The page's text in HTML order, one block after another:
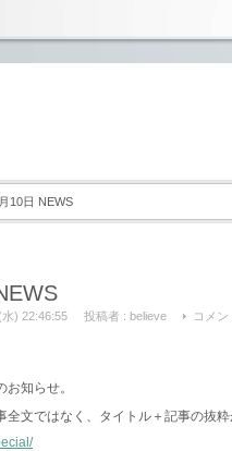
10日 NEWS
) 22:46:55 投稿者 : believe コメン
知らせ。
文ではなく、タイトル＋記事の抜粋